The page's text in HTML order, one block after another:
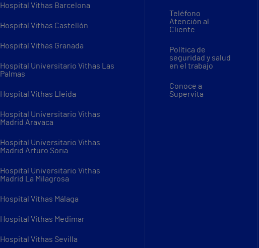
Hospital Vithas Barcelona
Hospital Vithas Castellón
Hospital Vithas Granada
Hospital Universitario Vithas Las
Palmas
Hospital Vithas Lleida
Hospital Universitario Vithas
Madrid Aravaca
Hospital Universitario Vithas
Madrid Arturo Soria
Hospital Universitario Vithas
Madrid La Milagrosa
Hospital Vithas Málaga
Hospital Vithas Medimar
Hospital Vithas Sevilla
Teléfono
Atención al
Cliente
Política de
seguridad y salud
en el trabajo
Conoce a
Supervita